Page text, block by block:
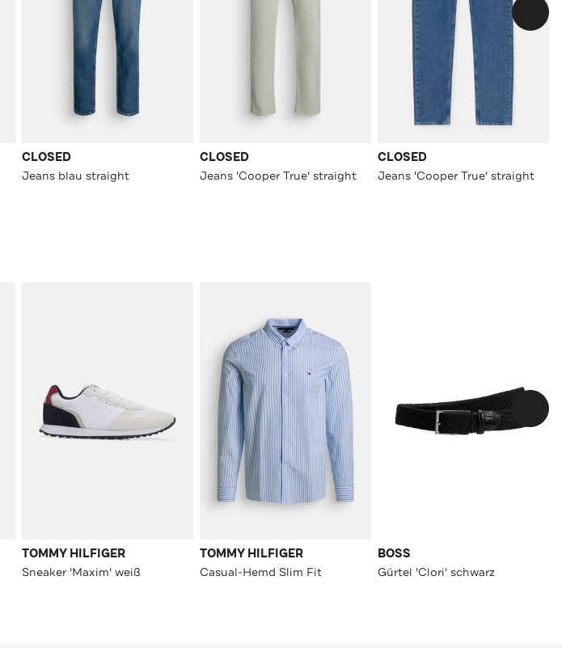
CLOSED
Jeans blau straight
CLOSED
Jeans 'Cooper True' straight
CLOSED
Jeans 'Cooper True' straight
TOMMY HILFIGER
Sneaker 'Maxim' weiß
TOMMY HILFIGER
Casual-Hemd Slim Fit
BOSS
Gürtel 'Clori' schwarz